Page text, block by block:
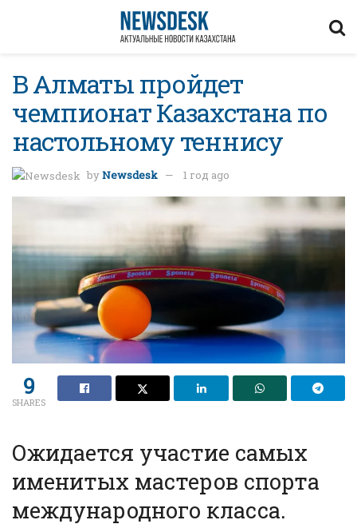
В Алматы пройдет
чемпионат Казахстана по
настольному теннису
byNewsdesk 1 год ago
9
SHARES
Ожидается участие самых
именитых мастеров спорта
международного класса.